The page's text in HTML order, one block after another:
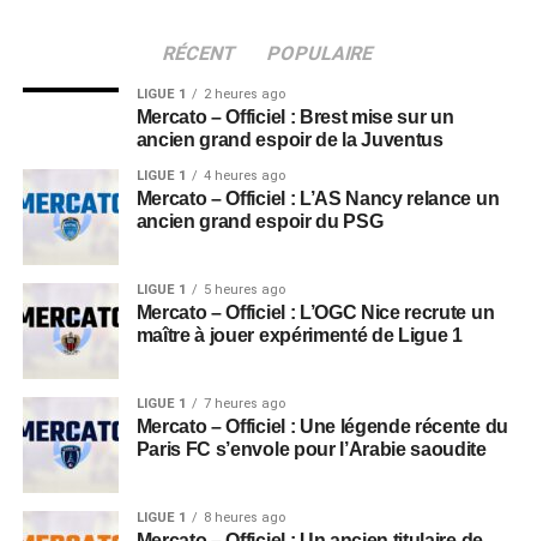
RÉCENT POPULAIRE
LIGUE 1 2 heures ago
Mercato – Officiel : Brest mise sur un
ancien grand espoir de la Juventus
LIGUE 1 4 heures ago
Mercato – Officiel : L’AS Nancy relance un
ancien grand espoir du PSG
LIGUE 1 5 heures ago
Mercato – Officiel : L’OGC Nice recrute un
maître à jouer expérimenté de Ligue 1
LIGUE 1 7 heures ago
Mercato – Officiel : Une légende récente du
Paris FC s’envole pour l’Arabie saoudite
LIGUE 1 8 heures ago